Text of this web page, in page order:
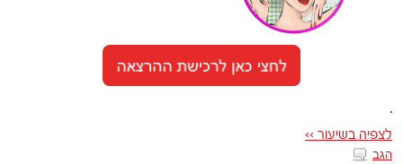
.
לצפיה בשיעור >>
הגב